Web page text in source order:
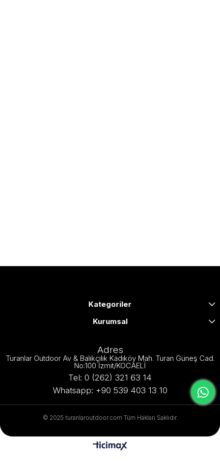
Kategoriler
Kurumsal
Adres
Turanlar Outdoor Av & Balıkçılık Kadıköy Mah. Turan Güneş Cad.
No:100 İzmit/KOCAELİ
Tel: 0 (262) 321 63 14
Whatsapp: +90 539 403 13 10
© 2025 turanlaroutdoor.com Tüm Hakları Saklıdır.